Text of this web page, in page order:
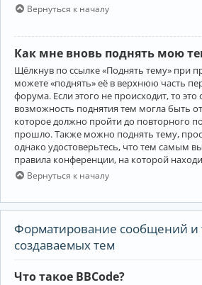
Вернуться к началу
Как мне вновь поднять мою
Щёлкнув по ссылке «Поднять тему» при
можете «поднять» её в верхнюю часть
форума. Если этого не происходит, то это
возможность поднятия тем могла быть
которое должно пройти до повторного
прошло. Также можно поднять тему,
однако удостоверьтесь, что тем самым
правила конференции, на которой
Вернуться к началу
Форматирование сообщений и
создаваемых тем
Что такое BBCode?